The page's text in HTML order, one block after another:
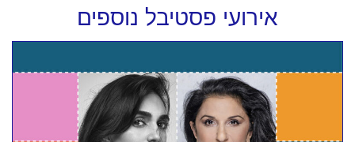
אירועי פסטיבל נוספים